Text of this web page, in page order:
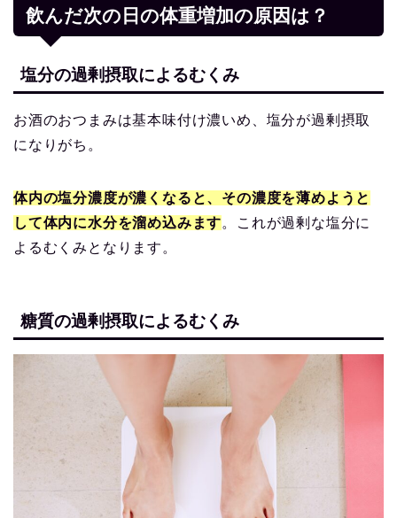
飲んだ次の日の体重増加の原因は？
塩分の過剰摂取によるむくみ
お酒のおつまみは基本味付け濃いめ、塩分が過剰摂取
になりがち。
体内の塩分濃度が濃くなると、その濃度を薄めようと
して体内に水分を溜め込みます。これが過剰な塩分に
よるむくみとなります。
糖質の過剰摂取によるむくみ